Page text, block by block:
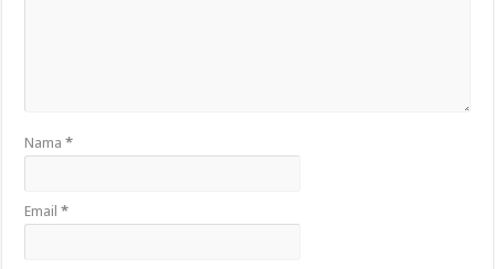
Nama*
Email*